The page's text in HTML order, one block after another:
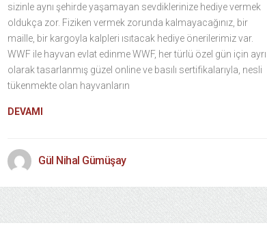
sizinle aynı şehirde yaşamayan sevdiklerinize hediye vermek
oldukça zor. Fiziken vermek zorunda kalmayacağınız, bir
maille, bir kargoyla kalpleri ısıtacak hediye önerilerimiz var.
WWF ile hayvan evlat edinme WWF, her türlü özel gün için ayrı
olarak tasarlanmış güzel online ve basılı sertifikalarıyla, nesli
tükenmekte olan hayvanların
DEVAMI
Gül Nihal Gümüşay